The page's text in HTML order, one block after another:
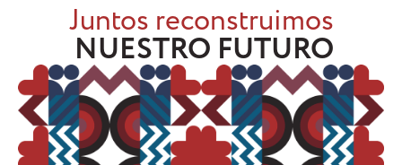
Juntos reconstruimos
NUESTRO FUTURO